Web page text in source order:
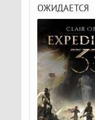
ОЖИДАЕТСЯ